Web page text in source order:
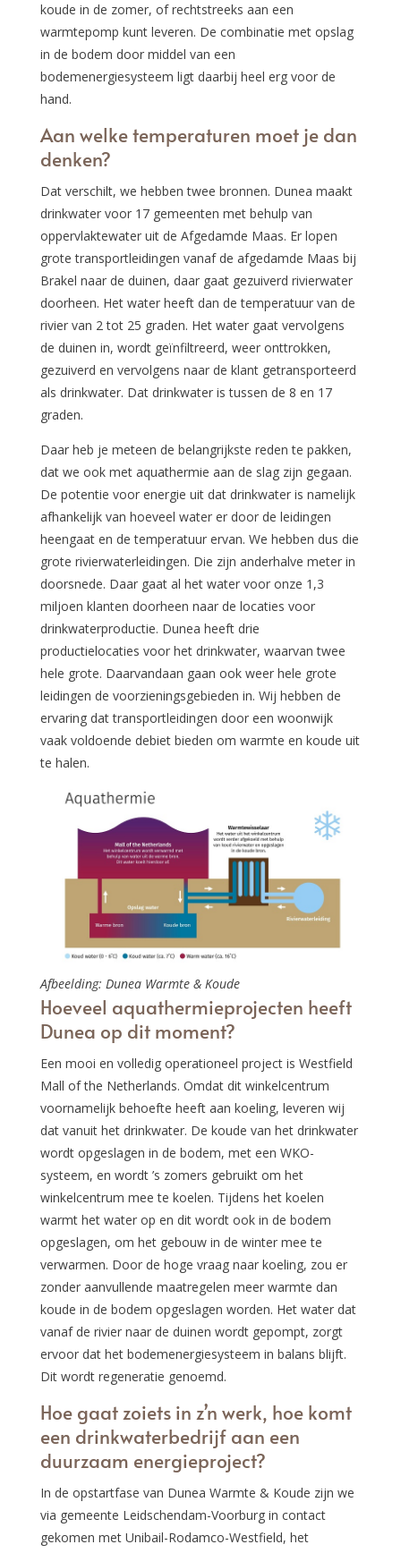
koude in de zomer, of rechtstreeks aan een
warmtepomp kunt leveren. De combinatie met opslag
in de bodem door middel van een
bodemenergiesysteem ligt daarbij heel erg voor de
hand.
Aan welke temperaturen moet je dan
denken?
Dat verschilt, we hebben twee bronnen. Dunea maakt
drinkwater voor 17 gemeenten met behulp van
oppervlaktewater uit de Afgedamde Maas. Er lopen
grote transportleidingen vanaf de afgedamde Maas bij
Brakel naar de duinen, daar gaat gezuiverd rivierwater
doorheen. Het water heeft dan de temperatuur van de
rivier van 2 tot 25 graden. Het water gaat vervolgens
de duinen in, wordt geïnfiltreerd, weer onttrokken,
gezuiverd en vervolgens naar de klant getransporteerd
als drinkwater. Dat drinkwater is tussen de 8 en 17
graden.
Daar heb je meteen de belangrijkste reden te pakken,
dat we ook met aquathermie aan de slag zijn gegaan.
De potentie voor energie uit dat drinkwater is namelijk
afhankelijk van hoeveel water er door de leidingen
heengaat en de temperatuur ervan. We hebben dus die
grote rivierwaterleidingen. Die zijn anderhalve meter in
doorsnede. Daar gaat al het water voor onze 1,3
miljoen klanten doorheen naar de locaties voor
drinkwaterproductie. Dunea heeft drie
productielocaties voor het drinkwater, waarvan twee
hele grote. Daarvandaan gaan ook weer hele grote
leidingen de voorzieningsgebieden in. Wij hebben de
ervaring dat transportleidingen door een woonwijk
vaak voldoende debiet bieden om warmte en koude uit
te halen.
Afbeelding: Dunea Warmte & Koude
Hoeveel aquathermieprojecten heeft
Dunea op dit moment?
Een mooi en volledig operationeel project is Westfield
Mall of the Netherlands. Omdat dit winkelcentrum
voornamelijk behoefte heeft aan koeling, leveren wij
dat vanuit het drinkwater. De koude van het drinkwater
wordt opgeslagen in de bodem, met een WKO-
systeem, en wordt ’s zomers gebruikt om het
winkelcentrum mee te koelen. Tijdens het koelen
warmt het water op en dit wordt ook in de bodem
opgeslagen, om het gebouw in de winter mee te
verwarmen. Door de hoge vraag naar koeling, zou er
zonder aanvullende maatregelen meer warmte dan
koude in de bodem opgeslagen worden. Het water dat
vanaf de rivier naar de duinen wordt gepompt, zorgt
ervoor dat het bodemenergiesysteem in balans blijft.
Dit wordt regeneratie genoemd.
Hoe gaat zoiets in z’n werk, hoe komt
een drinkwaterbedrijf aan een
duurzaam energieproject?
In de opstartfase van Dunea Warmte & Koude zijn we
via gemeente Leidschendam-Voorburg in contact
gekomen met Unibail-Rodamco-Westfield, het